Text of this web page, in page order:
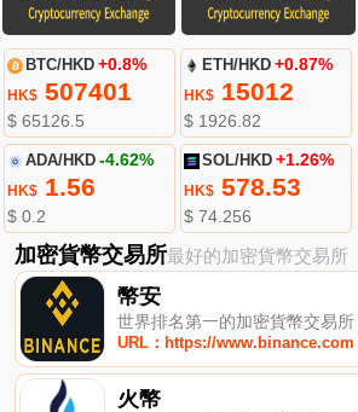
BTC/HKD +0.8%
HK$507401
$ 65126.5
ETH/HKD +0.87%
HK$ 15012
$ 1926.82
ADA/HKD -4.62%
HK$1.56
$ 0.2
SOL/HKD +1.26%
HK$ 578.53
$ 74.256
加密貨幣交易所最好的加密貨幣交易所
幣安
世界排名第一的加密貨幣交易所
URL：https://www.binance.com
火幣